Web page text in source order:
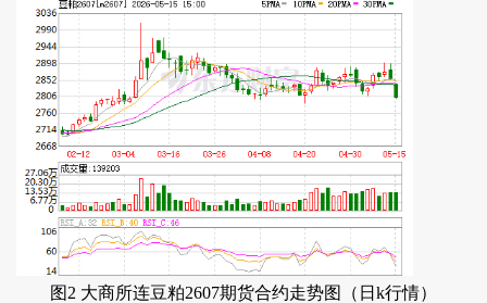
图2 大商所连豆粕2607期货合约走势图（日k行情）